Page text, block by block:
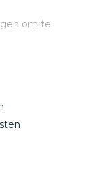
om te